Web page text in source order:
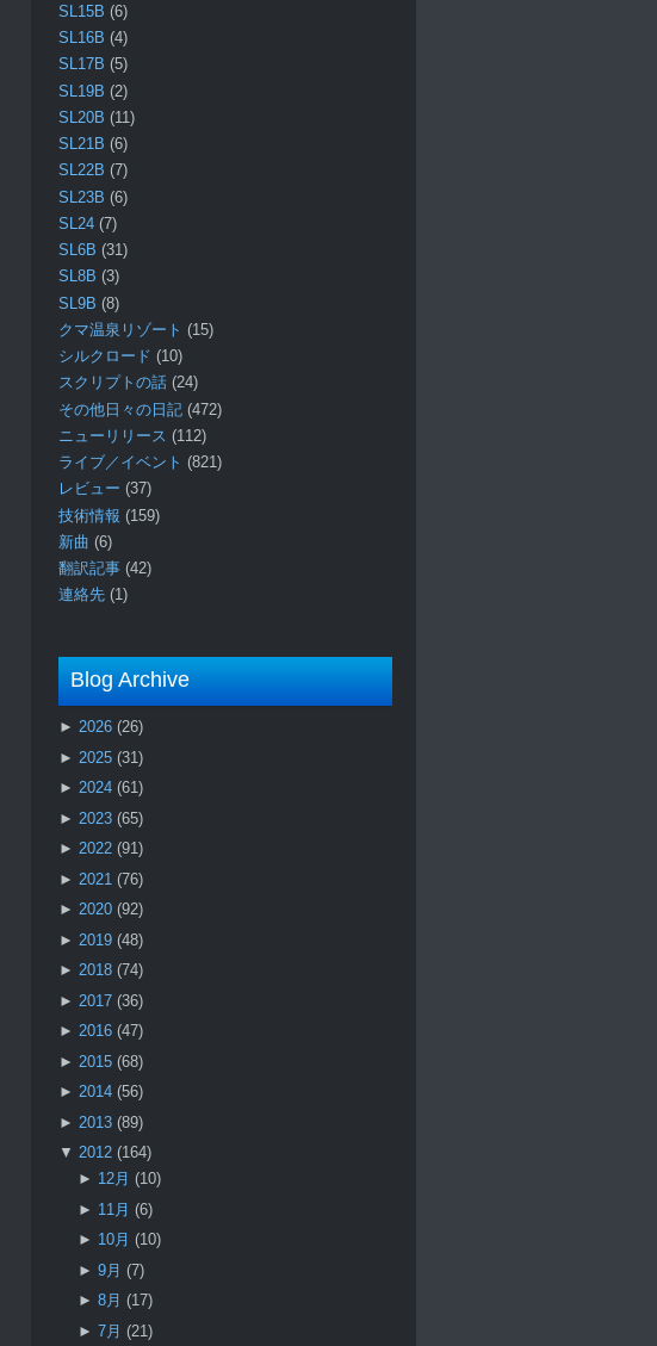
SL15B (6)
SL16B (4)
SL17B (5)
SL19B (2)
SL20B (11)
SL21B (6)
SL22B (7)
SL23B (6)
SL24 (7)
SL6B (31)
SL8B (3)
SL9B (8)
クマ温泉リゾート (15)
シルクロード (10)
スクリプトの話 (24)
その他日々の日記 (472)
ニューリリース (112)
ライブ／イベント (821)
レビュー (37)
技術情報 (159)
新曲 (6)
翻訳記事 (42)
連絡先 (1)
Blog Archive
► 2026 (26)
► 2025 (31)
► 2024 (61)
► 2023 (65)
► 2022 (91)
► 2021 (76)
► 2020 (92)
► 2019 (48)
► 2018 (74)
► 2017 (36)
► 2016 (47)
► 2015 (68)
► 2014 (56)
► 2013 (89)
▼ 2012 (164)
► 12月 (10)
► 11月 (6)
► 10月 (10)
► 9月 (7)
► 8月 (17)
► 7月 (21)